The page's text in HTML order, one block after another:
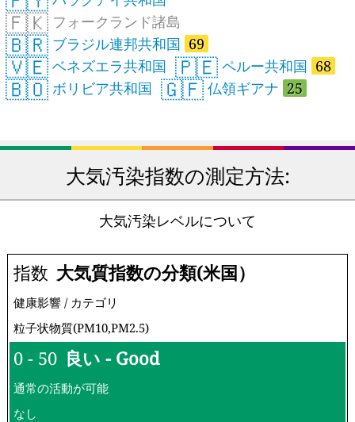
🇫🇰 フォークランド諸島
🇧🇷 ブラジル連邦共和国 69
🇻🇪 ベネズエラ共和国 🇵🇪 ペルー共和国 68
🇧🇴 ボリビア共和国 🇬🇫 仏領ギアナ 25
大気汚染指数の測定方法:
大気汚染レベルについて
指数 大気質指数の分類(米国）
健康影響 / カテゴリ
粒子状物質(PM10,PM2.5)
0 - 50 良い - Good
通常の活動が可能
なし